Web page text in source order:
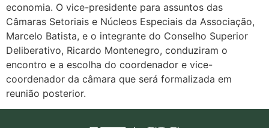
economia. O vice-presidente para assuntos das
Câmaras Setoriais e Núcleos Especiais da Associação,
Marcelo Batista, e o integrante do Conselho Superior
Deliberativo, Ricardo Montenegro, conduziram o
encontro e a escolha do coordenador e vice-
coordenador da câmara que será formalizada em
reunião posterior.